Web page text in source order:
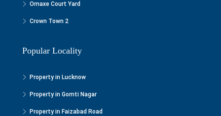
Omaxe Court Yard
Crown Town 2
Popular Locality
Property in Lucknow
Property in Gomti Nagar
Property in Faizabad Road